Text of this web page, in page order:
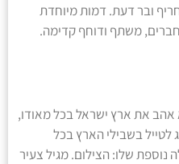
ובר דעת. דמות מיוחדת
לחברים, משתף ודוחף קדימה.
אהב את ארץ ישראל בכל מאודו,
לטייל בשבילי הארץ בכל
נוספת שלו: הצילום. מגיל צעיר